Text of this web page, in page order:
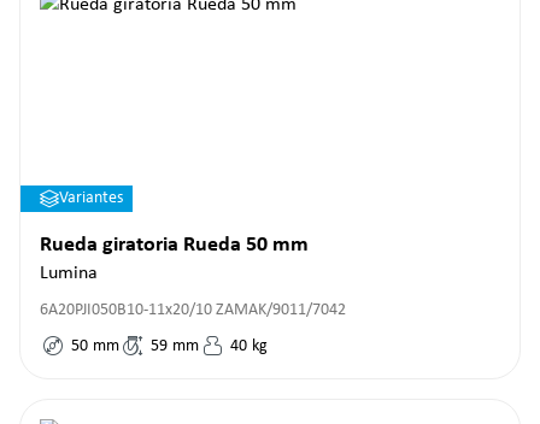
Variantes
Rueda giratoria Rueda 50 mm
Lumina
6A20PJI050B10-11x20/10 ZAMAK/9011/7042
50 mm 59 mm 40 kg